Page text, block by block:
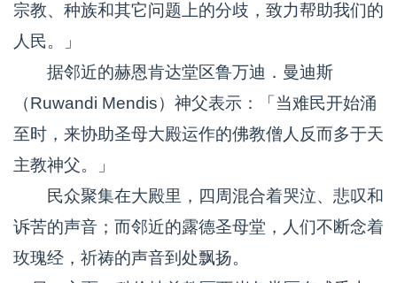
宗教、种族和其它问题上的分歧，致力帮助我们的
人民。」
据邻近的赫恩肯达堂区鲁万迪．曼迪斯
（Ruwandi Mendis）神父表示：「当难民开始涌
至时，来协助圣母大殿运作的佛教僧人反而多于天
主教神父。」
民众聚集在大殿里，四周混合着哭泣、悲叹和
诉苦的声音；而邻近的露德圣母堂，人们不断念着
玫瑰经，祈祷的声音到处飘扬。